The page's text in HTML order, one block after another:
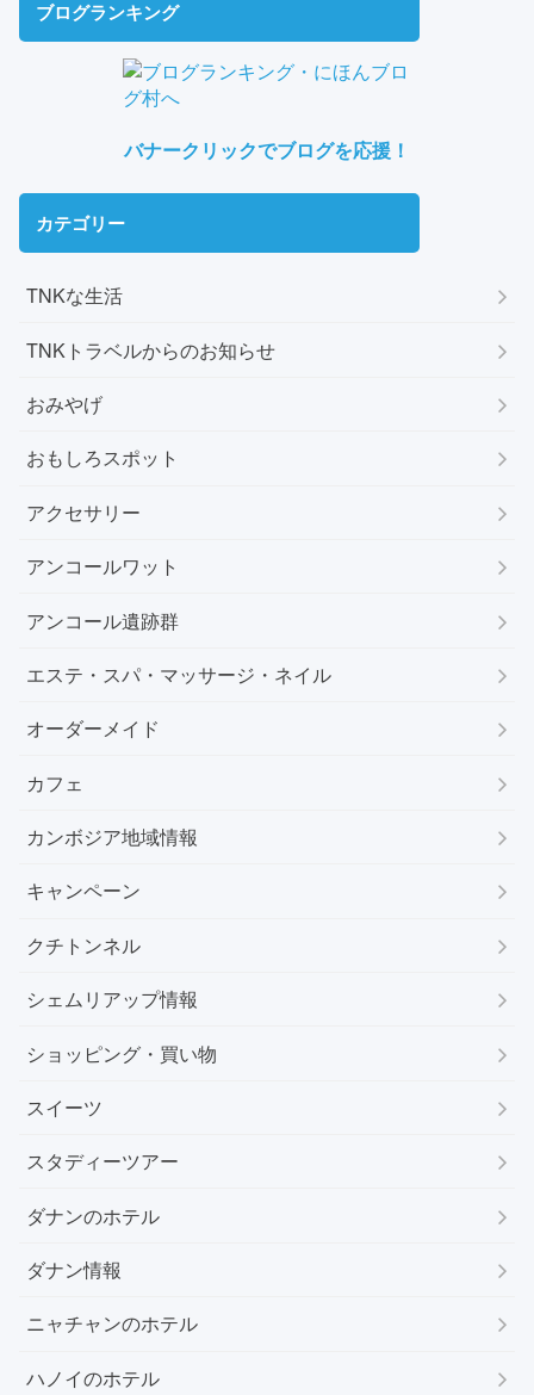
ブログランキング
バナークリックでブログを応援！
カテゴリー
TNKな生活
TNKトラベルからのお知らせ
おみやげ
おもしろスポット
アクセサリー
アンコールワット
アンコール遺跡群
エステ・スパ・マッサージ・ネイル
オーダーメイド
カフェ
カンボジア地域情報
キャンペーン
クチトンネル
シェムリアップ情報
ショッピング・買い物
スイーツ
スタディーツアー
ダナンのホテル
ダナン情報
ニャチャンのホテル
ハノイのホテル